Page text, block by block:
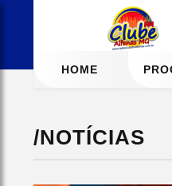
HOME
/NOTÍCIAS